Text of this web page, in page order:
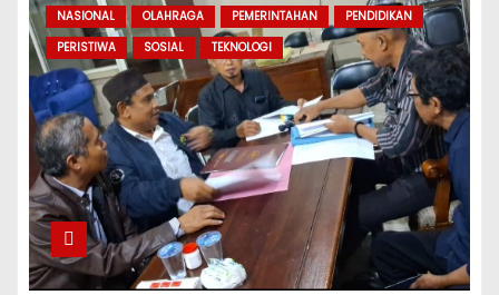
NASIONAL
OLAHRAGA PEMERINTAHAN
PENDIDIKAN
PERISTIWA
SOSIAL TEKNOLOGI